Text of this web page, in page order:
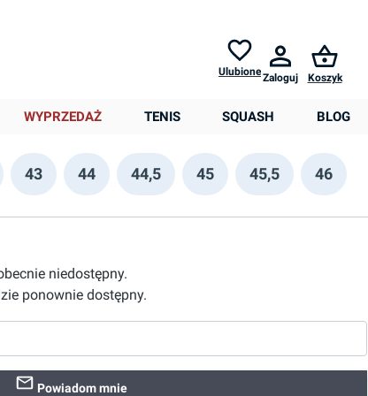
UlubioneZaloguj Koszyk
WYPRZEDAŻ TENIS SQUASH BLOG
43 44 44,5 45 45,5 46
niedostępny.
ponownie dostępny.
Powiadom mnie